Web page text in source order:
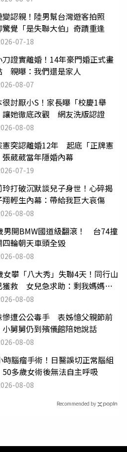
變認親！陸男幫台灣遊客拍照
驚覺「是失聯大伯」奇蹟重逢
07-18
刀證實離婚！14年豪門婚正式畫
親曝：我們還是家人
08-07
很討厭小S！家長曝「校慶1舉
讓她徹底改觀 網友洗版認證
08-08
憲突認離婚12年 起底「正牌憲
張葳葳當年隱婚內幕
07-19
玲打破沉默談兒子身世！心碎揭
翔輕生內幕：帶給我巨大哀傷
08-08
男開BMW國道級翻滾！ 台74撞
四輪朝天車頭全毀
08-08
女攀「八大秀」失聯4天！同行山
獲救 女兒急求助：剩我媽媽還
到 08-08
慘遭公公毒手 表姊憶父親節前
小舅舅仍到殯儀館陪她說話
08-08
時腦瘤手術！日醫誤切正常腦組
多歲女術後無法自主呼吸
08-08
Recommended by